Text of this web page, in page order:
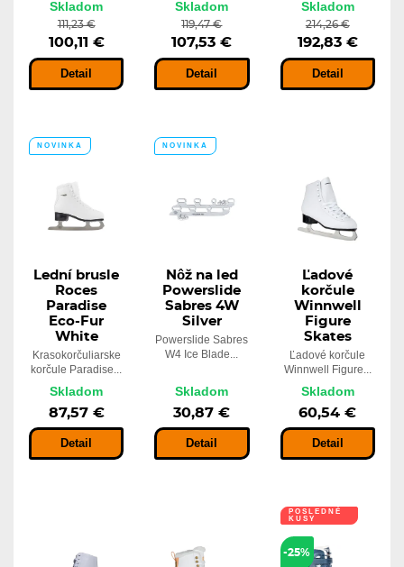
Skladom
111,23 €
100,11 €
Detail
Skladom
119,47 €
107,53 €
Detail
Skladom
214,26 €
192,83 €
Detail
NOVINKA
Lední brusle
Roces
Paradise
Eco-Fur
White
Krasokorčuliarske
korčule Paradise...
Skladom
87,57 €
Detail
NOVINKA
Nôž na led
Powerslide
Sabres 4W
Silver
Powerslide Sabres
W4 Ice Blade...
Skladom
30,87 €
Detail
Ľadové
korčule
Winnwell
Figure
Skates
Ľadové korčule
Winnwell Figure...
Skladom
60,54 €
Detail
POSLEDNÉ
KUSY
-25%